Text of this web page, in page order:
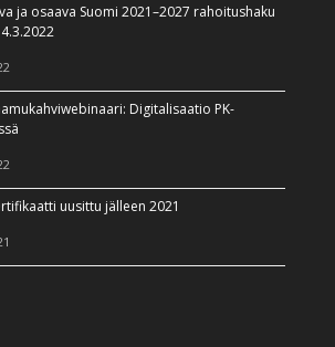
ja osaava Suomi 2021–2027 rahoitushaku
Digitalisaatio PK-
uusittu jälleen 2021